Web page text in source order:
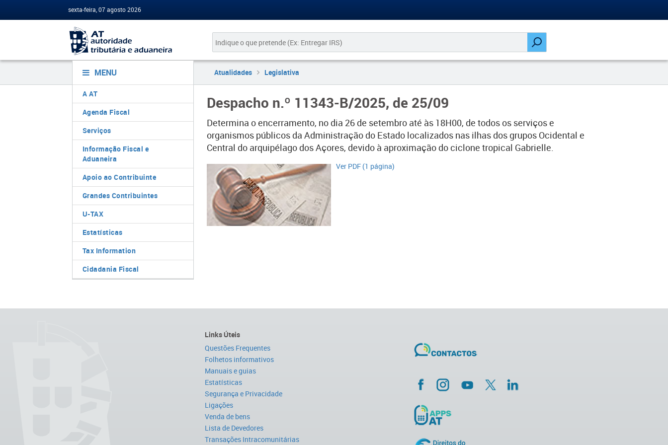
sexta-feira, 07 agosto 2026
MENU
A AT
Agenda Fiscal
Serviços
Informação Fiscal e
Aduaneira
Apoio ao Contribuinte
Grandes Contribuintes
U-TAX
Estatísticas
Tax Information
Cidadania Fiscal
Atualidades Legislativa
Despacho n.º 11343-B/2025, de 25/09
​​Determina o encerramento, no dia 26 de setembro até às 18H00, de todos os serviços e
organismos públicos da Administração do Estado localizados nas ilhas dos grupos Ocidental e
Central do arquipélago dos Açores, devido à aproximação do ciclone tropical Gabrielle.​​​ ​​
​​​​​​Ver PDF (1 página)
Links Úteis
Questões Frequentes
Folhetos informativos
Manuais e guias
Estatísticas
Segurança e Privacidade
Ligações
Venda de bens
Lista de Devedores
Transações Intracomunitárias